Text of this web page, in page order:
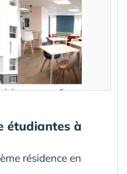
étudiantes à
résidence en